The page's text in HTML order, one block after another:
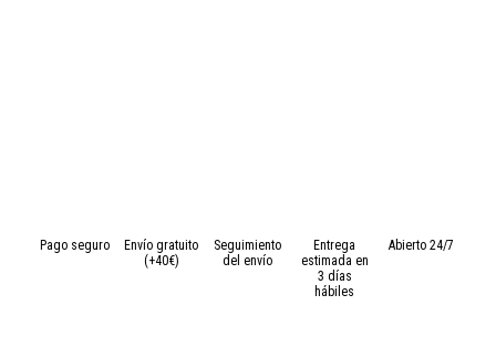
Pago seguro
Envío gratuito
(+40€)
Seguimiento
del envío
Entrega
estimada en
3 días
hábiles
Abierto 24/7